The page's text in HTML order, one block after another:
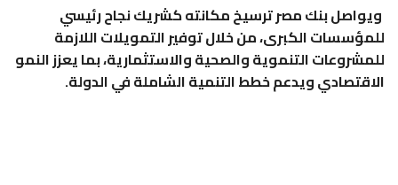
ويواصل بنك مصر ترسيخ مكانته كشريك نجاح رئيسي
للمؤسسات الكبرى، من خلال توفير التمويلات اللازمة
للمشروعات التنموية والصحية والاستثمارية، بما يعزز النمو
الاقتصادي ويدعم خطط التنمية الشاملة في الدولة.